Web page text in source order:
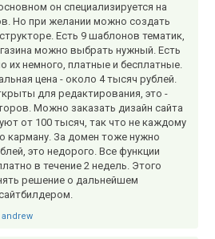
он специализируется на
Но при желании можно создать
Есть 9 шаблонов тематик,
можно выбрать нужный. Есть
их немного, платные и бесплатные.
цена - около 4 тысяч рублей.
для редактирования, это -
Можно заказать дизайн сайта
от 100 тысяч, так что не каждому
карману. За домен тоже нужно
это недорого. Все функции
в течение 2 недель. Этого
решение о дальнейшем
andrew